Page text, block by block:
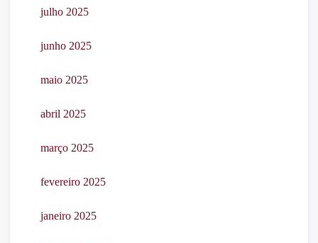
julho 2025
junho 2025
maio 2025
abril 2025
março 2025
fevereiro 2025
janeiro 2025